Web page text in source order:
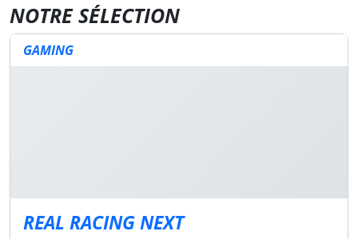
NOTRE SÉLECTION
GAMING
REAL RACING NEXT